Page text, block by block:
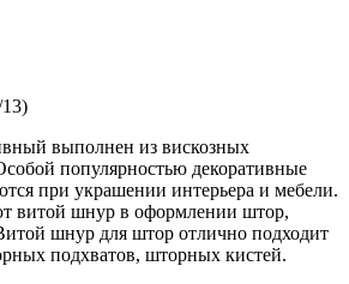
выполнен из вискозных
популярностью декоративные
при украшении интерьера и мебели.
витой шнур в оформлении штор,
шнур для штор отлично подходит
подхватов, шторных кистей.